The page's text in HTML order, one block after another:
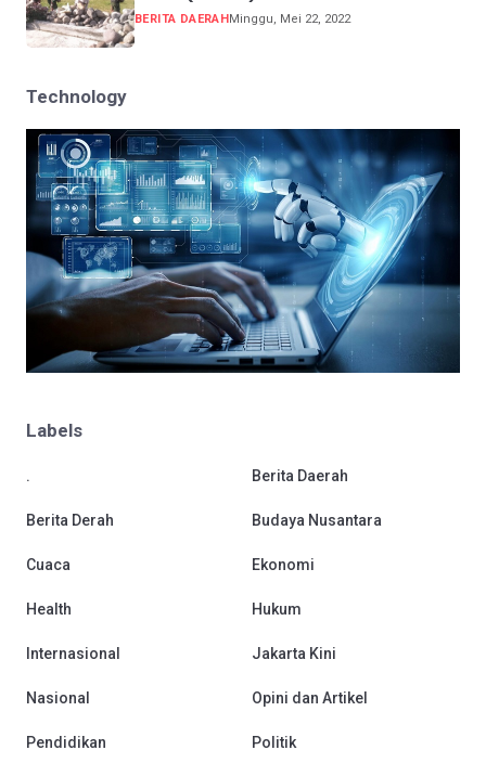
BERITA DAERAHMinggu, Mei 22, 2022
Technology
Labels
. Berita Daerah
Berita Derah Budaya Nusantara
Cuaca Ekonomi
Health Hukum
Internasional Jakarta Kini
Nasional Opini dan Artikel
Pendidikan Politik